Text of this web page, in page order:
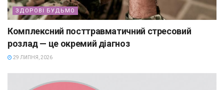
ЗДОРОВІ БУДЬМО
Комплексний посттравматичний стресовий
розлад — це окремий діагноз
29 ЛИПНЯ, 2026